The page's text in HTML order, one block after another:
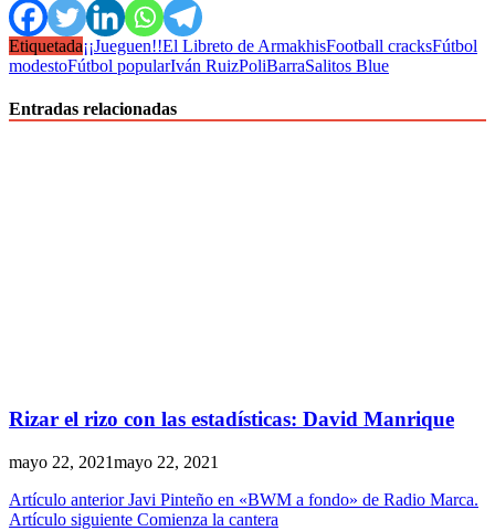
Etiquetada¡¡Jueguen!!El Libreto de ArmakhisFootball cracksFútbol
modestoFútbol popularIván RuizPoliBarraSalitos Blue
Entradas relacionadas
Rizar el rizo con las estadísticas: David Manrique
mayo 22, 2021mayo 22, 2021
Artículo anterior Javi Pinteño en «BWM a fondo» de Radio Marca.
Artículo siguiente Comienza la cantera